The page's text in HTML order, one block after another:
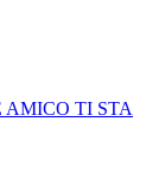
TI STA